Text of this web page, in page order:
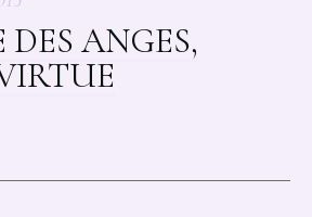
DES ANGES,